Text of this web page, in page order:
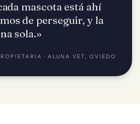
mascota está ahí
de perseguir, y la
sola.»
· ALUNA VET, OVIEDO